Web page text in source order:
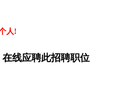
人!
在线应聘此招聘职位